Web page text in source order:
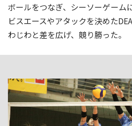
ボールをつなぎ、シーソーゲーム
ビスエースやアタックを決めた
わじわと差を広げ、競り勝った。